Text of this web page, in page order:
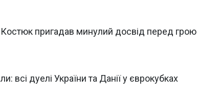
пригадав минулий досвід перед грою
всі дуелі України та Данії у єврокубках